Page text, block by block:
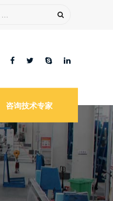
咨询技术专家